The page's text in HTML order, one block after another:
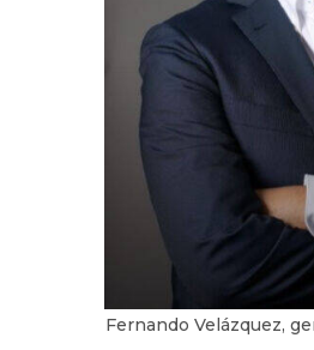
Fernando Velázquez,